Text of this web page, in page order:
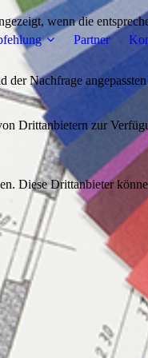
Partner
wenn die
Nachfrage
Drittanbietern zur
Diese Drittanbieter